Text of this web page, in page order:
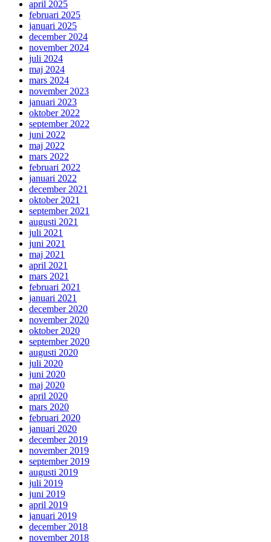
april 2025
februari 2025
januari 2025
december 2024
november 2024
juli 2024
maj 2024
mars 2024
november 2023
januari 2023
oktober 2022
september 2022
juni 2022
maj 2022
mars 2022
februari 2022
januari 2022
december 2021
oktober 2021
september 2021
augusti 2021
juli 2021
juni 2021
maj 2021
april 2021
mars 2021
februari 2021
januari 2021
december 2020
november 2020
oktober 2020
september 2020
augusti 2020
juli 2020
juni 2020
maj 2020
april 2020
mars 2020
februari 2020
januari 2020
december 2019
november 2019
september 2019
augusti 2019
juli 2019
juni 2019
april 2019
januari 2019
december 2018
november 2018